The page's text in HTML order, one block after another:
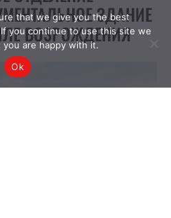
that we give you the best
you continue to use this site we
you are happy with it.
Ok